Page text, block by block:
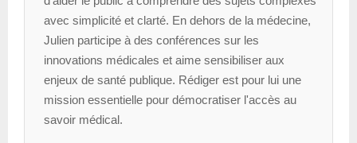
avec simplicité et clarté. En dehors de la médecine,
Julien participe à des conférences sur les
innovations médicales et aime sensibiliser aux
enjeux de santé publique. Rédiger est pour lui une
mission essentielle pour démocratiser l'accès au
savoir médical.